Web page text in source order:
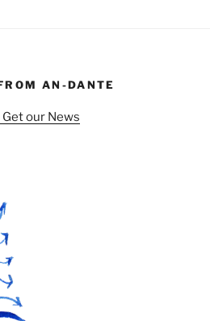
AN-DANTE
our News